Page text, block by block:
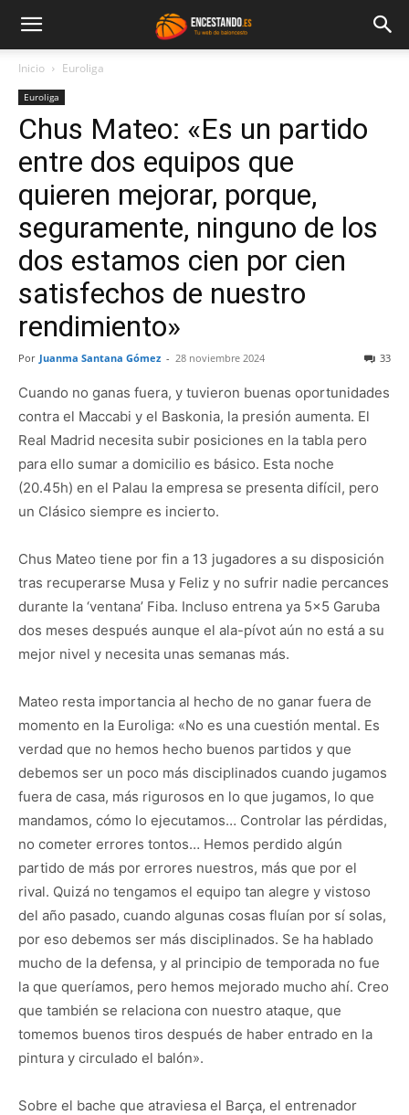
Inicio Euroliga
Euroliga
Chus Mateo: «Es un partido
entre dos equipos que
quieren mejorar, porque,
seguramente, ninguno de los
dos estamos cien por cien
satisfechos de nuestro
rendimiento»
Por Juanma Santana Gómez - 28 noviembre 2024 33
Cuando no ganas fuera, y tuvieron buenas oportunidades
contra el Maccabi y el Baskonia, la presión aumenta. El
Real Madrid necesita subir posiciones en la tabla pero
para ello sumar a domicilio es básico. Esta noche
(20.45h) en el Palau la empresa se presenta difícil, pero
un Clásico siempre es incierto.
Chus Mateo tiene por fin a 13 jugadores a su disposición
tras recuperarse Musa y Feliz y no sufrir nadie percances
durante la ‘ventana’ Fiba. Incluso entrena ya 5×5 Garuba
dos meses después aunque el ala-pívot aún no está a su
mejor nivel y necesita unas semanas más.
Mateo resta importancia al hecho de no ganar fuera de
momento en la Euroliga: «No es una cuestión mental. Es
verdad que no hemos hecho buenos partidos y que
debemos ser un poco más disciplinados cuando jugamos
fuera de casa, más rigurosos en lo que jugamos, lo que
mandamos, cómo lo ejecutamos… Controlar las pérdidas,
no cometer errores tontos… Hemos perdido algún
partido de más por errores nuestros, más que por el
rival. Quizá no tengamos el equipo tan alegre y vistoso
del año pasado, cuando algunas cosas fluían por sí solas,
por eso debemos ser más disciplinados. Se ha hablado
mucho de la defensa, y al principio de temporada no fue
la que queríamos, pero hemos mejorado mucho ahí. Creo
que también se relaciona con nuestro ataque, que
tomemos buenos tiros después de haber entrado en la
pintura y circulado el balón».
Sobre el bache que atraviesa el Barça, el entrenador